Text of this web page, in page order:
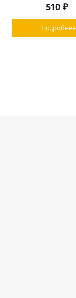
510 ₽
Подробнее